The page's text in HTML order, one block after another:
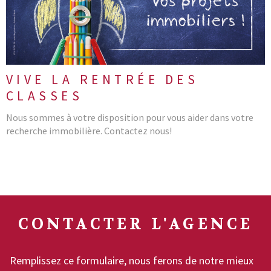
VIVE LA RENTRÉE DES
CLASSES
Nous sommes à votre disposition pour vous aider dans votre
recherche immobilière. Contactez nous!
CONTACTER L'AGENCE
Remplissez ce formulaire, nous ferons de notre mieux